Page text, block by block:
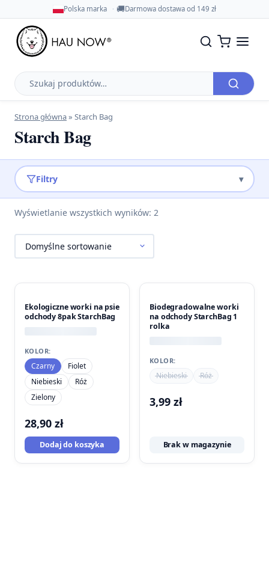
Polska marka 🚚Darmowa dostawa od 149 zł
Szukaj
produktów
Strona główna» Starch Bag
Starch Bag
Filtry ▾
Wyświetlanie wszystkich wyników: 2
Ekologiczne worki na psie
odchody 8pak StarchBag
KOLOR:
Czarny
Fiolet
Niebieski
Róż
Zielony
28,90 zł
Dodaj do koszyka
Biodegradowalne worki
na odchody StarchBag 1
rolka
KOLOR:
Niebieski Róż
3,99 zł
Brak w magazynie